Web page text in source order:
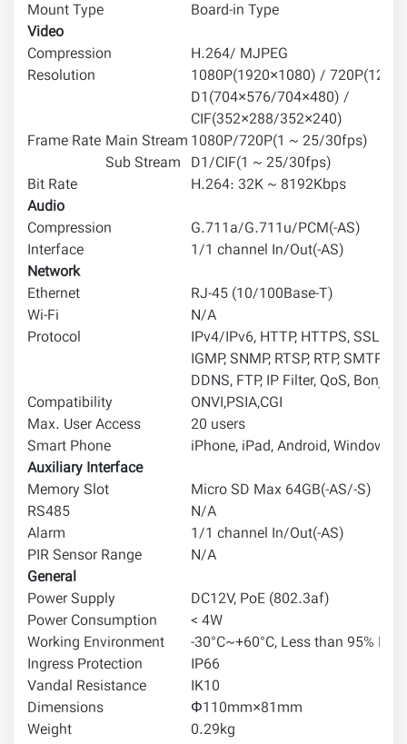
Mount Type
Board-in Type
Video
Compression
H.264/ MJPEG
Resolution
1080P(1920×1080) /
D1(704×576/704×480) /
CIF(352×288/352×240)
Frame Rate Main Stream 1080P/720P(1 ~ 25/30fps)
Sub Stream D1/CIF(1 ~ 25/30fps)
Bit Rate
H.264: 32K ~ 8192Kbps
Audio
Compression
G.711a/G.711u/PCM(-AS)
Interface
1/1 channel In/Out(-AS)
Network
Ethernet
RJ-45 (10/100Base-T)
Wi-Fi
N/A
Protocol
IPv4/IPv6, HTTP, HTTPS, SSL,
IGMP, SNMP, RTSP, RTP, SMTP,
DDNS, FTP, IP Filter, QoS, Bonjour
Compatibility
ONVI,PSIA,CGI
Max. User Access
20 users
Smart Phone
iPhone, iPad, Android, Windows
Auxiliary Interface
Memory Slot
Micro SD Max 64GB(-AS/-S)
RS485
N/A
Alarm
1/1 channel In/Out(-AS)
PIR Sensor Range
N/A
General
Power Supply
DC12V, PoE (802.3af)
Power Consumption
< 4W
Working Environment
-30°C~+60°C, Less than 95% RH
Ingress Protection
IP66
Vandal Resistance
IK10
Dimensions
Φ110mm×81mm
Weight
0.29kg